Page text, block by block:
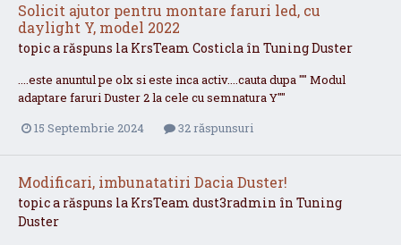
Solicit ajutor pentru montare faruri led, cu
daylight Y, model 2022
topic a răspuns la KrsTeam Costicla în Tuning Duster
....este anuntul pe olx si este inca activ....cauta dupa "" Modul
adaptare faruri Duster 2 la cele cu semnatura Y""
15 Septembrie 2024
32 răspunsuri
Modificari, imbunatatiri Dacia Duster!
topic a răspuns la KrsTeam dust3radmin în Tuning
Duster